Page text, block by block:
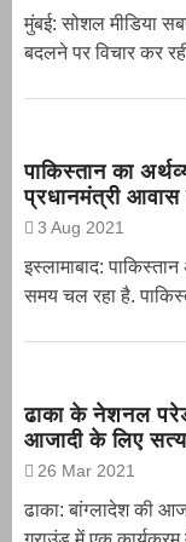
मुंबई: सोशल मीडिया
बदलने पर विचार कर
पाकिस्तान का
प्रधानमंत्री आवास
3 Aug 2021
इस्लामाबाद:
समय चल रहा है.
ढाका के नेशनल परेड
आजादी के लिए
26 Mar 2021
ढाका: बांग्लादेश की